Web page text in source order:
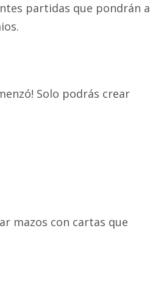
partidas que pondrán a
Solo podrás crear
mazos con cartas que